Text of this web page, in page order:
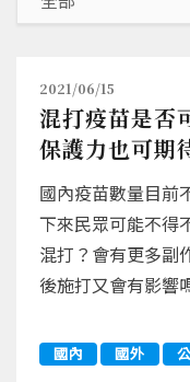
2021/06/15
混打疫苗是否
保護力也可期
國內疫苗數量目前
下來民眾可能不得
混打？會有更多副
後施打又會有影響
國內 國外